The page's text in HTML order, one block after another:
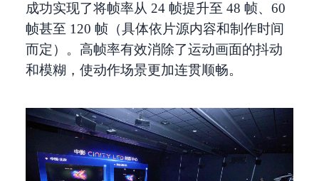
成功实现了将帧率从 24 帧提升至 48 帧、60
帧甚至 120 帧（具体依片源内容和制作时间
而定）。高帧率有效消除了运动画面的抖动
和模糊，使动作场景更加连贯顺畅。